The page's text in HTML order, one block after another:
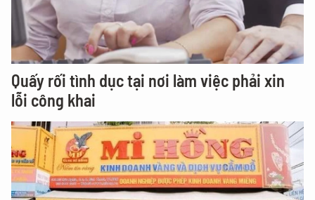
Quấy rối tình dục tại nơi làm việc phải xin
lỗi công khai